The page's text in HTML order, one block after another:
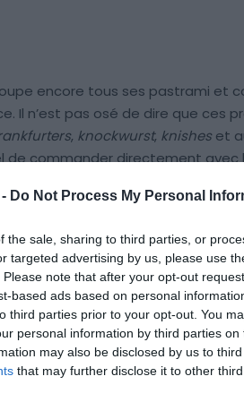
Do Not Process My Personal
the sale, sharing to third parties, or
targeted advertising by us, please use
note that after your opt-out
based ads based on personal
third parties prior to your opt-out. You
personal information by third parties on
may also be disclosed by us to
that may further disclose it to other third
encore tous ses pastrami et
Il n’est pas osé de dire que ces
, knockwurst, knishes et
de commander directement avec
chez